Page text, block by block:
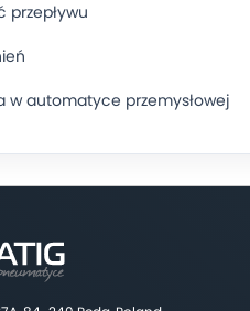
przepływu
w automatyce przemysłowej